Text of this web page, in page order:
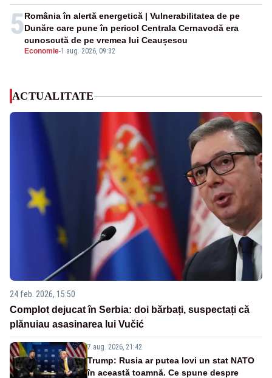
5
Economie-1 aug. 2026, 09:32
România în alertă energetică | Vulnerabilitatea de pe
Dunăre care pune în pericol Centrala Cernavodă era
cunoscută de pe vremea lui Ceaușescu
ACTUALITATE
24 feb. 2026, 15:50
Complot dejucat în Serbia: doi bărbați, suspectați că
plănuiau asasinarea lui Vučić
7 aug. 2026, 21:42
Trump: Rusia ar putea lovi un stat NATO
în această toamnă. Ce spune despre